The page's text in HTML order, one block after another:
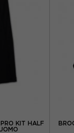
KIT HALF